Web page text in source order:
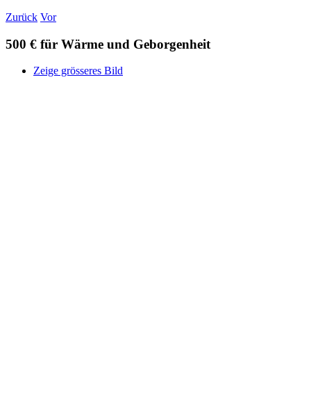
Zurück Vor
500 € für Wärme und Geborgenheit
Zeige grösseres Bild